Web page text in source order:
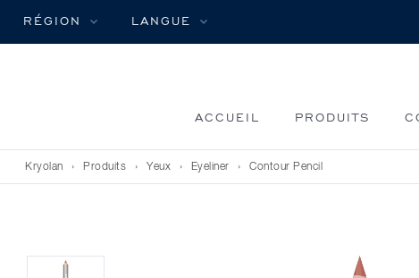
RÉGION LANGUE
ACCUEIL PRODUITS
Kryolan › Produits › Yeux › Eyeliner › Contour Pencil